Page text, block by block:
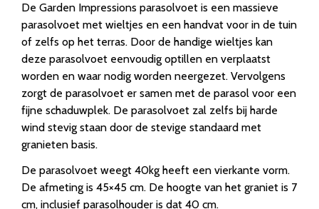
De Garden Impressions parasolvoet is een massieve
parasolvoet met wieltjes en een handvat voor in de tuin
of zelfs op het terras. Door de handige wieltjes kan
deze parasolvoet eenvoudig optillen en verplaatst
worden en waar nodig worden neergezet. Vervolgens
zorgt de parasolvoet er samen met de parasol voor een
fijne schaduwplek. De parasolvoet zal zelfs bij harde
wind stevig staan door de stevige standaard met
granieten basis.
De parasolvoet weegt 40kg heeft een vierkante vorm.
De afmeting is 45×45 cm. De hoogte van het graniet is 7
cm, inclusief parasolhouder is dat 40 cm.